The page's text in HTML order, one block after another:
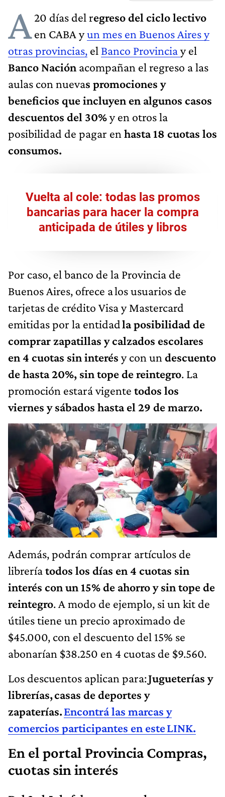
A20 días del regreso del ciclo lectivo
en CABA yun mes en Buenos Aires y
otras provincias, el Banco Provinciay el
Banco Nación acompañan el regreso a las
aulas con nuevas promociones y
beneficios que incluyen en algunos casos
descuentos del 30%y en otros la
posibilidad de pagar en hasta 18 cuotas los
consumos.
Vuelta al cole: todas las promos
bancarias para hacer la compra
anticipada de útiles y libros
Por caso, el banco de la Provincia de
Buenos Aires, ofrece a los usuarios de
tarjetas de crédito Visa y Mastercard
emitidas por la entidadla posibilidad de
comprar zapatillas y calzados escolares
en 4 cuotas sin interés y con un descuento
de hasta 20%, sin tope de reintegro. La
promoción estará vigente todos los
viernes y sábados hasta el 29 de marzo.
Además, podrán comprar artículos de
libreríatodos los días en 4 cuotas sin
interés con un 15% de ahorro y sin tope de
reintegro. A modo de ejemplo, si un kit de
útiles tiene un precio aproximado de
$45.000, con el descuento del 15% se
abonarían $38.250 en 4 cuotas de $9.560.
Los descuentos aplican para:Jugueterías y
librerías, casas de deportes y
zapaterías.Encontrá las marcas y
comercios participantes en este LINK.
En el portal Provincia Compras,
cuotas sin interés